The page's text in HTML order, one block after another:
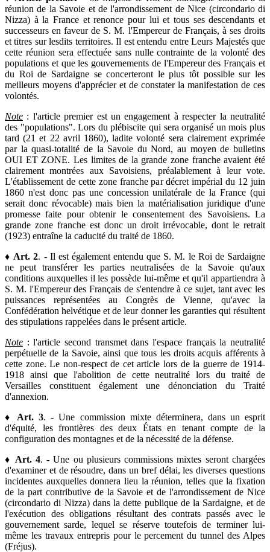
réunion de la Savoie et de l'arrondissement de Nice (circondario di
Nizza) à la France et renonce pour lui et tous ses descendants et
successeurs en faveur de S. M. l'Empereur de Français, à ses droits
et titres sur lesdits territoires. Il est entendu entre Leurs Majestés que
cette réunion sera effectuée sans nulle contrainte de la volonté des
populations et que les gouvernements de l'Empereur des Français et
du Roi de Sardaigne se concerteront le plus tôt possible sur les
meilleurs moyens d'apprécier et de constater la manifestation de ces
volontés.
Note : l'article premier est un engagement à respecter la neutralité
des "populations". Lors du plébiscite qui sera organisé un mois plus
tard (21 et 22 avril 1860), ladite volonté sera clairement exprimée
par la quasi-totalité de la Savoie du Nord, au moyen de bulletins
OUI ET ZONE. Les limites de la grande zone franche avaient été
clairement montrées aux Savoisiens, préalablement à leur vote.
L'établissement de cette zone franche par décret impérial du 12 juin
1860 n'est donc pas une concession unilatérale de la France (qui
serait donc révocable) mais bien la matérialisation juridique d'une
promesse faite pour obtenir le consentement des Savoisiens. La
grande zone franche est donc un droit irrévocable, dont le retrait
(1923) entraîne la caducité du traité de 1860.
♦ Art. 2. - Il est également entendu que S. M. le Roi de Sardaigne
ne peut transférer les parties neutralisées de la Savoie qu'aux
conditions auxquelles il les possède lui-même et qu'il appartiendra à
S. M. l'Empereur des Français de s'entendre à ce sujet, tant avec les
puissances représentées au Congrès de Vienne, qu'avec la
Confédération helvétique et de leur donner les garanties qui résultent
des stipulations rappelées dans le présent article.
Note : l'article second transmet dans l'espace français la neutralité
perpétuelle de la Savoie, ainsi que tous les droits acquis afférents à
cette zone. Le non-respect de cet article lors de la guerre de 1914-
1918 ainsi que l'abolition de cette neutralité lors du traité de
Versailles constituent également une dénonciation du Traité
d'annexion.
♦ Art. 3. - Une commission mixte déterminera, dans un esprit
d'équité, les frontières des deux États en tenant compte de la
configuration des montagnes et de la nécessité de la défense.
♦ Art. 4. - Une ou plusieurs commissions mixtes seront chargées
d'examiner et de résoudre, dans un bref délai, les diverses questions
incidentes auxquelles donnera lieu la réunion, telles que la fixation
de la part contributive de la Savoie et de l'arrondissement de Nice
(circondario di Nizza) dans la dette publique de la Sardaigne, et de
l'exécution des obligations résultant des contrats passés avec le
gouvernement sarde, lequel se réserve toutefois de terminer lui-
même les travaux entrepris pour le percement du tunnel des Alpes
(Fréjus).